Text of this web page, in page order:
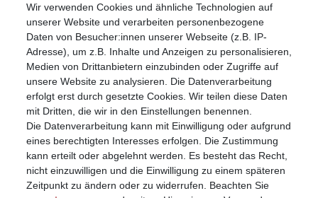
Mein Konto
Registrieren
Anmelden (Login)
Warenkorb
Wir verwenden Cookies und ähnliche Technologien auf
unserer Website und verarbeiten personenbezogene
Daten von Besucher:innen unserer Webseite (z.B. IP-
Adresse), um z.B. Inhalte und Anzeigen zu personalisieren,
Medien von Drittanbietern einzubinden oder Zugriffe auf
unsere Website zu analysieren. Die Datenverarbeitung
erfolgt erst durch gesetzte Cookies. Wir teilen diese Daten
mit Dritten, die wir in den Einstellungen benennen.
Die Datenverarbeitung kann mit Einwilligung oder aufgrund
eines berechtigten Interesses erfolgen. Die Zustimmung
kann erteilt oder abgelehnt werden. Es besteht das Recht,
nicht einzuwilligen und die Einwilligung zu einem späteren
Zeitpunkt zu ändern oder zu widerrufen. Beachten Sie